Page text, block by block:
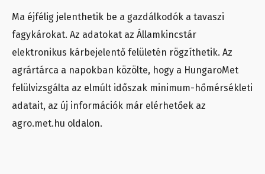
Ma éjfélig jelenthetik be a gazdálkodók a tavaszi
fagykárokat. Az adatokat az Államkincstár
elektronikus kárbejelentő felületén rögzíthetik. Az
agrártárca a napokban közölte, hogy a HungaroMet
felülvizsgálta az elmúlt időszak minimum-hőmérsékleti
adatait, az új információk már elérhetőek az
agro.met.hu oldalon.